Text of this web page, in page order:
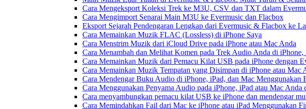
Cara Mengeksport Koleksi Trek ke M3U, CSV dan TXT dalam
Cara Mengimport Senarai Main M3U ke Evermusic dan Flacbox
Eksport Sejarah Pendengaran Lengkap dari Evermusic & Flacbox ke
Cara Memainkan Muzik FLAC (Lossless) di iPhone Saya
Cara Menstrim Muzik dari iCloud Drive pada iPhone atau Mac Anda
Cara Menambah dan Melihat Komen pada Trek Audio Anda di
Cara Memainkan Muzik dari Pemacu Kilat USB pada iPhone dengan
Cara Memainkan Muzik Tempatan yang Disimpan di iPhone atau Mac
Cara Mendengar Buku Audio di iPhone, iPad, dan Mac Menggunakan
Cara Menggunakan Penyama Audio pada iPhone, iPad atau Mac Anda
Cara menyambungkan pemacu kilat USB ke iPhone dan mendengar
Cara Memindahkan Fail dari Mac ke iPhone atau iPad Menggunakan